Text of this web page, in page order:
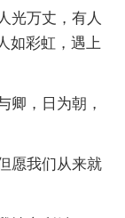
光万丈，有人
如彩虹，遇上
卿，日为朝，
愿我们从来就